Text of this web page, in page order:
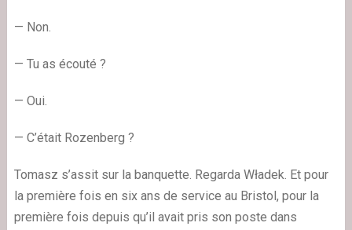
— Non.
— Tu as écouté ?
— Oui.
— C’était Rozenberg ?
Tomasz s’assit sur la banquette. Regarda Władek. Et pour
la première fois en six ans de service au Bristol, pour la
première fois depuis qu’il avait pris son poste dans